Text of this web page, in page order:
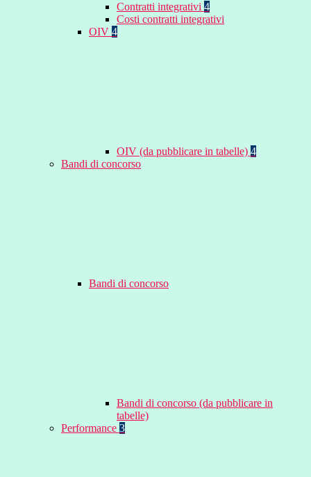
Contratti integrativi 4
Costi contratti integrativi
OIV 4
OIV (da pubblicare in tabelle) 4
Bandi di concorso
Bandi di concorso
Bandi di concorso (da pubblicare in
tabelle)
Performance 3